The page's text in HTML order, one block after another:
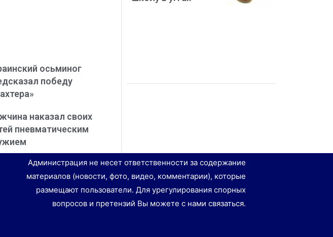
осьминог
победу
наказал своих
пневматическим
Администрация не несет ответственности за содержание
материалов (новости, фото, видео, комментарии), которые
размещают пользователи. Для урегулирования спорных
вопросов и претензий Вы можете с нами связаться.